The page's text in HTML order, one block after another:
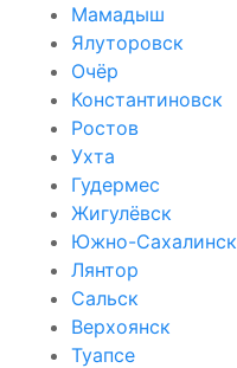
Мамадыш
Ялуторовск
Очёр
Константиновск
Ростов
Ухта
Гудермес
Жигулёвск
Южно-Сахалинск
Лянтор
Сальск
Верхоянск
Туапсе